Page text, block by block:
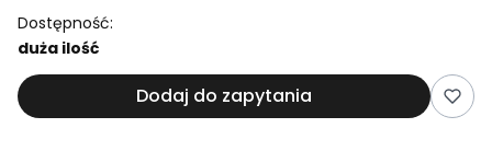
Dostępność:
duża ilość
Dodaj do zapytania